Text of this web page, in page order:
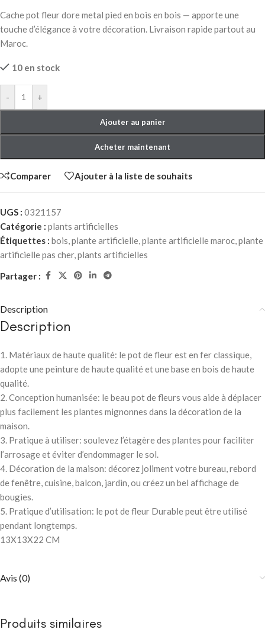
Cache pot fleur dore metal pied en bois en bois — apporte une
touche d’élégance à votre décoration. Livraison rapide partout au
Maroc.
10 en stock
- +
Ajouter au panier
Acheter maintenant
Comparer Ajouter à la liste de souhaits
UGS : 0321157
Catégorie : plants artificielles
Étiquettes : bois,plante artificielle,plante artificielle maroc,plante
artificielle pas cher,plants artificielles
Partager :
Description
Description
1. Matériaux de haute qualité: le pot de fleur est en fer classique,
adopte une peinture de haute qualité et une base en bois de haute
qualité.
2. Conception humanisée: le beau pot de fleurs vous aide à déplacer
plus facilement les plantes mignonnes dans la décoration de la
maison.
3. Pratique à utiliser: soulevez l’étagère des plantes pour faciliter
l’arrosage et éviter d’endommager le sol.
4. Décoration de la maison: décorez joliment votre bureau, rebord
de fenêtre, cuisine, balcon, jardin, ou créez un bel affichage de
bougies.
5. Pratique d’utilisation: le pot de fleur Durable peut être utilisé
pendant longtemps.
13X13X22 CM
Avis (0)
Produits similaires